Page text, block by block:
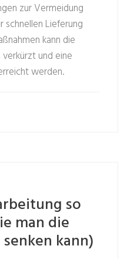
zur Vermeidung
Lieferung
kann die
und eine
werden.
so
man die
kann)